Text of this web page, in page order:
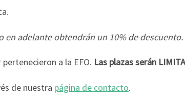
en adelante obtendrán un 10% de descuento.
a la EFO. Las plazas serán
de nuestra página de contacto.